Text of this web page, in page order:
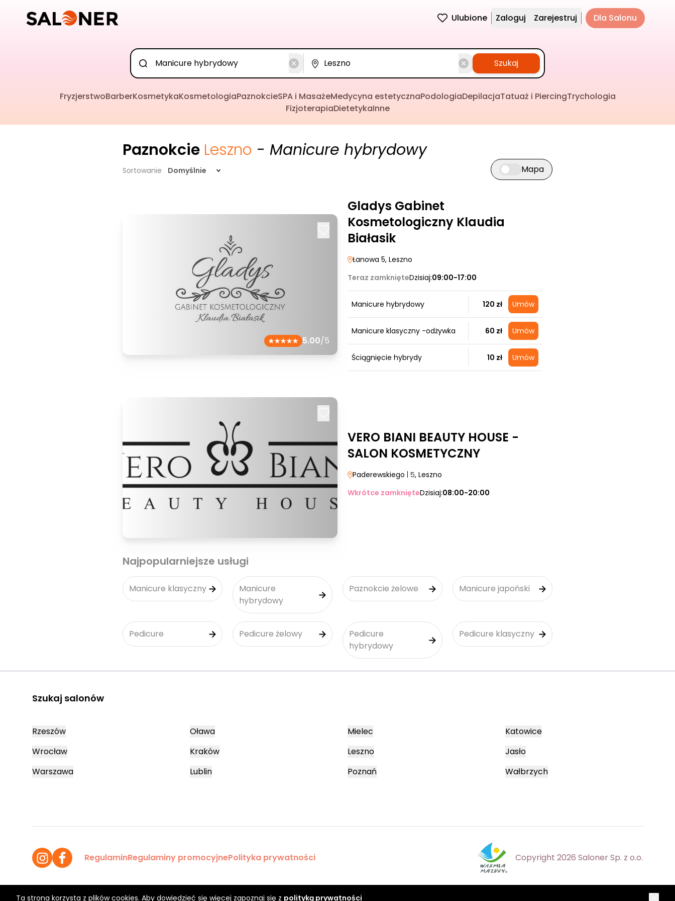
Ulubione Zaloguj Zarejestruj Dla Salonu
Szukaj
FryzjerstwoBarberKosmetykaKosmetologiaPaznokcieSPA i MasażeMedycyna estetycznaPodologiaDepilacjaTatuaż i PiercingTrychologia
FizjoterapiaDietetykaInne
Paznokcie Leszno - Manicure hybrydowy
Sortowanie Domyślnie Przełącz widok mapy
Mapa
5.00/5
Gladys Gabinet
Kosmetologiczny Klaudia
Białasik
Łanowa 5, Leszno
Teraz zamknięteDzisiaj:09:00-17:00
Manicure hybrydowy 120 zł Umów
Manicure klasyczny -odżywka 60 zł Umów
Ściągnięcie hybrydy 10 zł Umów
VERO BIANI BEAUTY HOUSE -
SALON KOSMETYCZNY
Paderewskiego | 5, Leszno
Wkrótce zamknięteDzisiaj:08:00-20:00
Najpopularniejsze usługi
Manicure klasyczny
Manicure
hybrydowy
Paznokcie żelowe Manicure japoński
Pedicure Pedicure żelowy
Pedicure
hybrydowy
Pedicure klasyczny
Ta strona korzysta z plików cookies. Aby dowiedzieć się więcej zapoznaj się z polityką prywatności
Szukaj salonów
Rzeszów
Wrocław
Warszawa
Oława
Kraków
Lublin
Mielec
Leszno
Poznań
Katowice
Jasło
Wałbrzych
RegulaminRegulaminy promocyjnePolityka prywatności Copyright 2026 Saloner Sp. z o.o.